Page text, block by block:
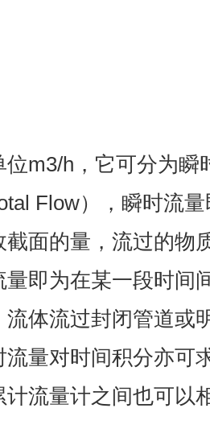
m3/h，它可分为瞬
Flow），瞬时流
截面的量，流过的物
量即为在某一段时间
流体流过封闭管道或
流量对时间积分亦可
计流量计之间也可以